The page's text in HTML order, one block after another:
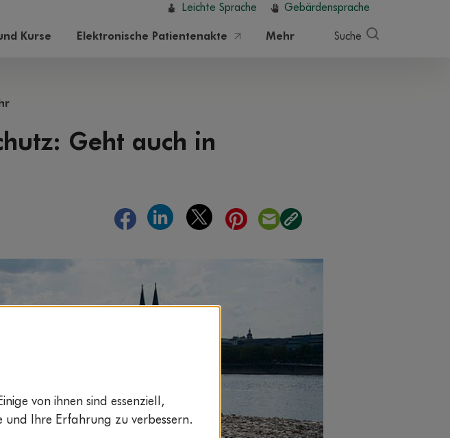
Leichte Sprache Gebärdensprache
Kurse Elektronische Patientenakte Mehr Suche
Geht auch in
von ihnen sind essenziell,
und Ihre Erfahrung zu verbessern.